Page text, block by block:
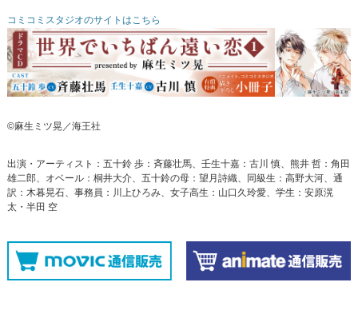
コミコミスタジオのサイトはこちら
©麻生ミツ晃／海王社
出演・アーティスト：五十鈴 歩：斉藤壮馬、壬生十嘉：古川 慎、熊井 哲：角田
雄二郎、オベール：桐井大介、五十鈴の母：望月詩織、同級生：高野大河、通
訳：木暮晃石、事務員：川上ひろみ、女子高生：山口久玲愛、学生：安原滉
太・半田 空